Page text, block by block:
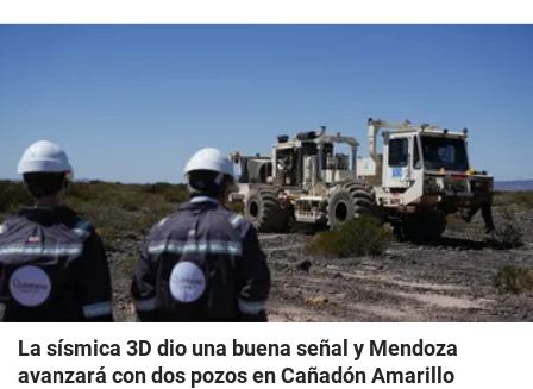
La sísmica 3D dio una buena señal y Mendoza
avanzará con dos pozos en Cañadón Amarillo